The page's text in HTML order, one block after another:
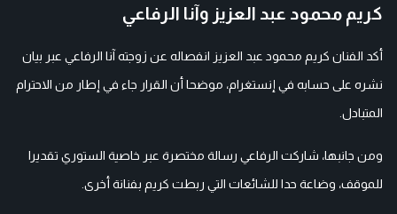
كريم محمود عبد العزيز وآنا الرفاعي
أكد الفنان كريم محمود عبد العزيز انفصاله عن زوجته آنا الرفاعي عبر بيان
نشره على حسابه في إنستغرام، موضحا أن القرار جاء في إطار من الاحترام
المتبادل.
ومن جانبها، شاركت الرفاعي رسالة مختصرة عبر خاصية الستوري تقديرا
للموقف، وضاعة حدا للشائعات التي ربطت كريم بفنانة أخرى.